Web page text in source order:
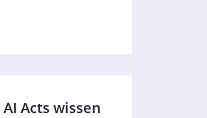
Acts wissen